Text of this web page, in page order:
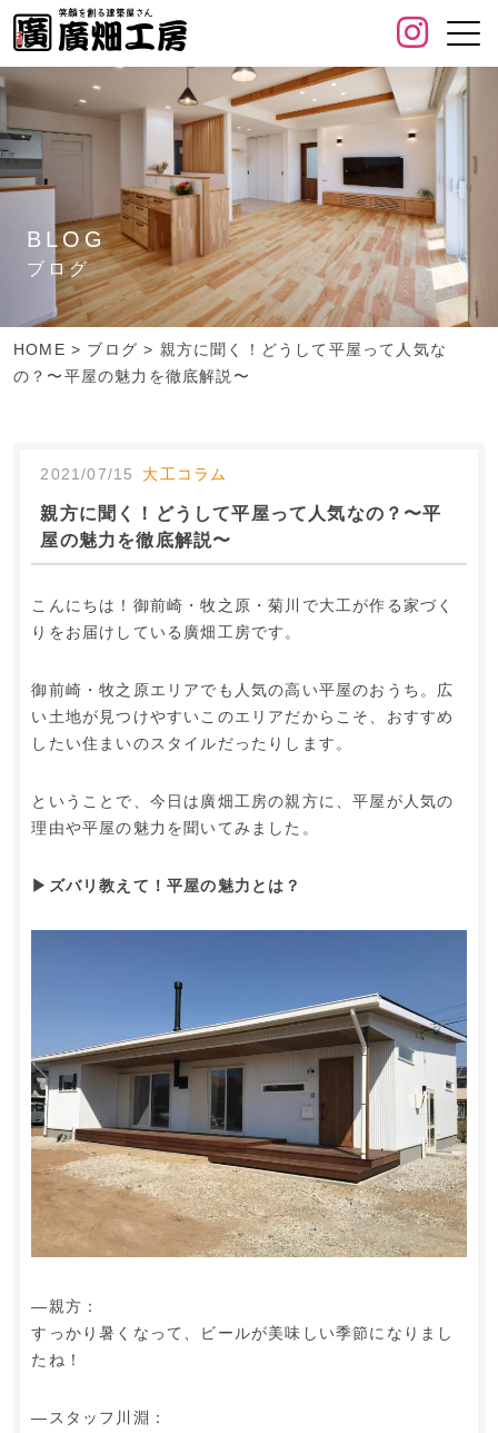
BLOG
ブログ
HOME > ブログ > 親方に聞く！どうして平屋って人気な
の？〜平屋の魅力を徹底解説〜
親方に聞く！どうして平屋って人気なの？〜平
屋の魅力を徹底解説〜
2021/07/15 大工コラム
こんにちは！御前崎・牧之原・菊川で大工が作る家づく
りをお届けしている廣畑工房です。
御前崎・牧之原エリアでも人気の高い平屋のおうち。広
い土地が見つけやすいこのエリアだからこそ、おすすめ
したい住まいのスタイルだったりします。
ということで、今日は廣畑工房の親方に、平屋が人気の
理由や平屋の魅力を聞いてみました。
▶ズバリ教えて！平屋の魅力とは？
―親方：
すっかり暑くなって、ビールが美味しい季節になりまし
たね！
―スタッフ川淵：